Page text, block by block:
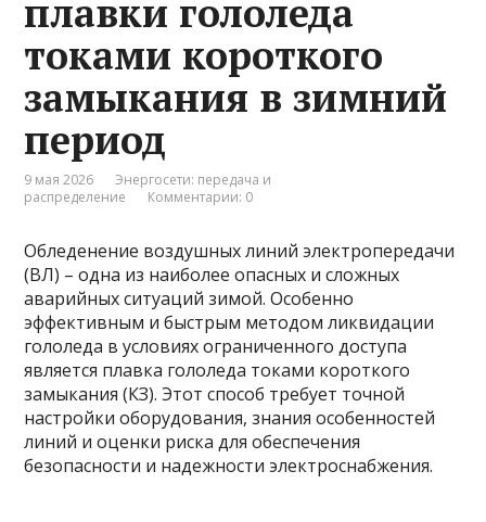
плавки гололеда
токами короткого
замыкания в зимний
период
9 мая 2026
Энергосети: передача и
распределение
Комментарии: 0
Обледенение воздушных линий электропередачи
(ВЛ) – одна из наиболее опасных и сложных
аварийных ситуаций зимой. Особенно
эффективным и быстрым методом ликвидации
гололеда в условиях ограниченного доступа
является плавка гололеда токами короткого
замыкания (КЗ). Этот способ требует точной
настройки оборудования, знания особенностей
линий и оценки риска для обеспечения
безопасности и надежности электроснабжения.